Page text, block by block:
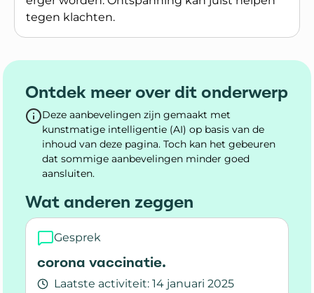
tegen klachten.
Lees meer over Welke invloed heeft
Ontdek meer over dit onderwerp
Deze aanbevelingen zijn gemaakt met
kunstmatige intelligentie (AI) op basis van de
inhoud van deze pagina. Toch kan het gebeuren
dat sommige aanbevelingen minder goed
aansluiten.
Wat anderen zeggen
Gesprek
corona vaccinatie.
Laatste activiteit: 14 januari 2025